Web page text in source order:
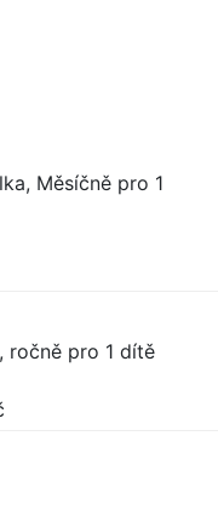
Měsíčně pro 1
ročně pro 1 dítě